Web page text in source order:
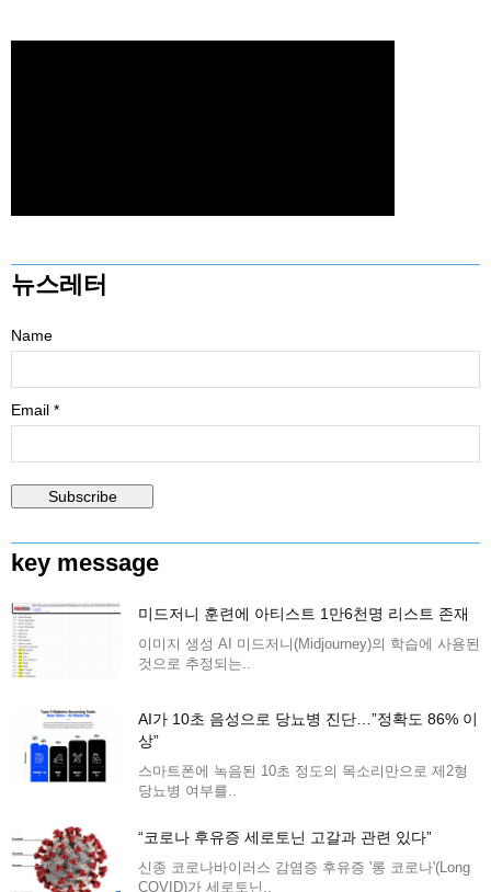
뉴스레터
Name
Email *
key message
미드저니 훈련에 아티스트 1만6천명 리스트 존재
이미지 생성 AI 미드저니(Midjourney)의 학습에 사용된
것으로 추정되는..
AI가 10초 음성으로 당뇨병 진단…”정확도 86% 이
상”
스마트폰에 녹음된 10초 정도의 목소리만으로 제2형
당뇨병 여부를..
“코로나 후유증 세로토닌 고갈과 관련 있다”
신종 코로나바이러스 감염증 후유증 '롱 코로나'(Long
COVID)가 세로토닌..